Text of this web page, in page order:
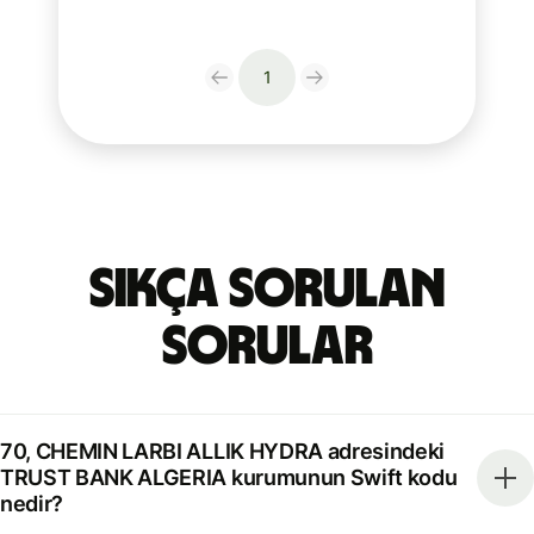
1
Sıkça Sorulan
Sorular
70, CHEMIN LARBI ALLIK HYDRA adresindeki
TRUST BANK ALGERIA kurumunun Swift kodu
nedir?